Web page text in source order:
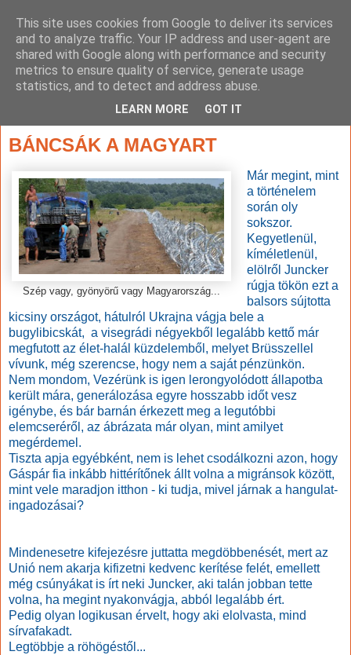
BÁNCSÁK A MAGYART
Szép vagy, gyönyörű vagy Magyarország...
Már megint, mint
a történelem
során oly
sokszor.
Kegyetlenül,
kíméletlenül,
elölről Juncker
rúgja tökön ezt a
balsors sújtotta
kicsiny országot, hátulról Ukrajna vágja bele a
bugylibicskát, a visegrádi négyekből legalább kettő már
megfutott az élet-halál küzdelemből, melyet Brüsszellel
vívunk, még szerencse, hogy nem a saját pénzünkön.
Nem mondom, Vezérünk is igen lerongyolódott állapotba
került mára, generálozása egyre hosszabb időt vesz
igénybe, és bár barnán érkezett meg a legutóbbi
elemcseréről, az ábrázata már olyan, mint amilyet
megérdemel.
Tiszta apja egyébként, nem is lehet csodálkozni azon, hogy
Gáspár fia inkább hittérítőnek állt volna a migránsok között,
mint vele maradjon itthon - ki tudja, mivel járnak a hangulat-
ingadozásai?
Mindenesetre kifejezésre juttatta megdöbbenését, mert az
Unió nem akarja kifizetni kedvenc kerítése felét, emellett
még csúnyákat is írt neki Juncker, aki talán jobban tette
volna, ha megint nyakonvágja, abból legalább ért.
Pedig olyan logikusan érvelt, hogy aki elolvasta, mind
sírvafakadt.
Legtöbbje a röhögéstől...
This site uses cookies from Google to deliver its services
and to analyze traffic. Your IP address and user-agent are
shared with Google along with performance and security
metrics to ensure quality of service, generate usage
statistics, and to detect and address abuse.
LEARN MORE GOT IT